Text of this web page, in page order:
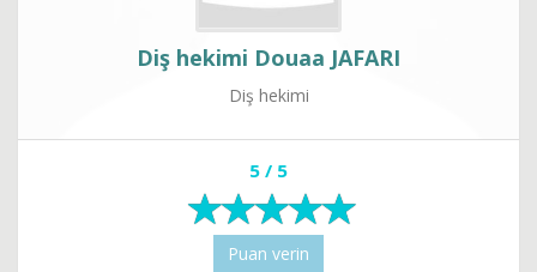
Diş hekimi Douaa JAFARI
Diş hekimi
5 / 5
Puan verin